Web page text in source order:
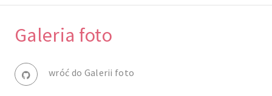
Galeria foto
wróć do Galerii foto